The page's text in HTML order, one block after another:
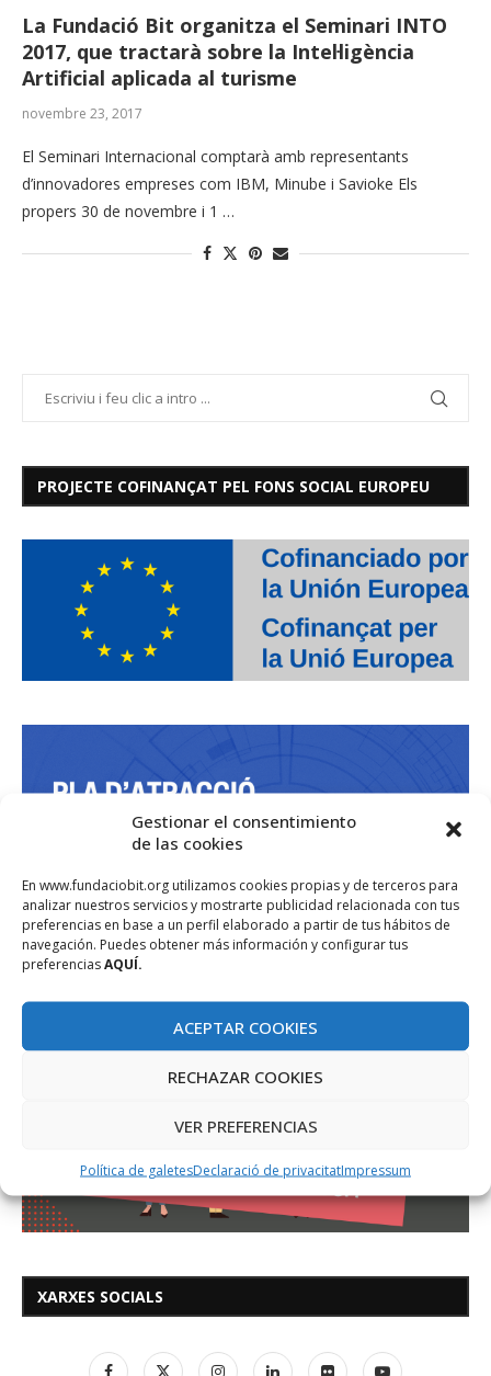
Gestionar el consentimiento
de las cookies
En www.fundaciobit.org utilizamos cookies propias y de terceros para
analizar nuestros servicios y mostrarte publicidad relacionada con tus
preferencias en base a un perfil elaborado a partir de tus hábitos de
navegación. Puedes obtener más información y configurar tus
preferenciasAQUÍ.
ACEPTAR COOKIES
RECHAZAR COOKIES
VER PREFERENCIAS
Política de galetesDeclaració de privacitatImpressum
La Fundació Bit organitza el Seminari INTO
2017, que tractarà sobre la Intel·ligència
Artificial aplicada al turisme
novembre 23, 2017
El Seminari Internacional comptarà amb representants
d’innovadores empreses com IBM, Minube i Savioke Els
propers 30 de novembre i 1 …
PROJECTE COFINANÇAT PEL FONS SOCIAL EUROPEU
XARXES SOCIALS